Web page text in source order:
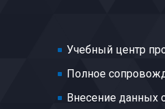
Учебный центр
Полное
Внесение данных